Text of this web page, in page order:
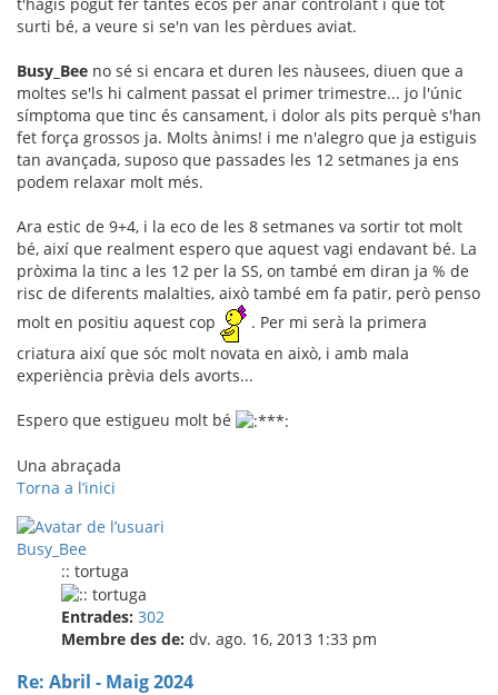
surti bé, a veure si se'n van les pèrdues aviat.
Busy_Bee no sé si encara et duren les nàusees, diuen que a
moltes se'ls hi calment passat el primer trimestre... jo l'únic
símptoma que tinc és cansament, i dolor als pits perquè s'han
fet força grossos ja. Molts ànims! i me n'alegro que ja estiguis
tan avançada, suposo que passades les 12 setmanes ja ens
podem relaxar molt més.
Ara estic de 9+4, i la eco de les 8 setmanes va sortir tot molt
bé, així que realment espero que aquest vagi endavant bé. La
pròxima la tinc a les 12 per la SS, on també em diran ja % de
risc de diferents malalties, això també em fa patir, però penso
molt en positiu aquest cop
. Per mi serà la primera
criatura així que sóc molt novata en això, i amb mala
experiència prèvia dels avorts...
Espero que estigueu molt bé
Una abraçada
Torna a l’inici
Busy_Bee
:: tortuga
Entrades: 302
Membre des de: dv. ago. 16, 2013 1:33 pm
Re: Abril - Maig 2024